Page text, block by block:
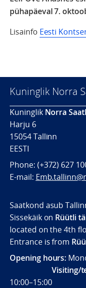
pühapäeval 7.
Lisainfo Eesti
Kuninglik Norra
KuninglikNorra
Harju 6
15054 Tallinn
EESTI
Phone: (+372) 627
E-mail:
Saatkond asub
Sissekäik on Rüütli
located on the 4th
Entrance is from
Opening hours:
Visiting/
10:00–15:00